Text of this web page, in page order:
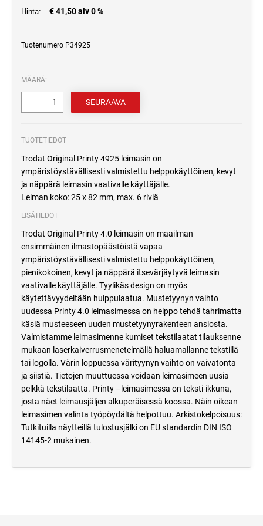
Hinta: € 41,50 alv 0 %
Tuotenumero P34925
MÄÄRÄ:
TUOTETIEDOT
Trodat Original Printy 4925 leimasin on
ympäristöystävällisesti valmistettu helppokäyttöinen, kevyt
ja näppärä leimasin vaativalle käyttäjälle.
Leiman koko: 25 x 82 mm, max. 6 riviä
LISÄTIEDOT
Trodat Original Printy 4.0 leimasin on maailman
ensimmäinen ilmastopäästöistä vapaa
ympäristöystävällisesti valmistettu helppokäyttöinen,
pienikokoinen, kevyt ja näppärä itsevärjäytyvä leimasin
vaativalle käyttäjälle. Tyylikäs design on myös
käytettävyydeltään huippulaatua. Mustetyynyn vaihto
uudessa Printy 4.0 leimasimessa on helppo tehdä tahrimatta
käsiä musteeseen uuden mustetyynyrakenteen ansiosta.
Valmistamme leimasimenne kumiset tekstilaatat tilauksenne
mukaan laserkaiverrusmenetelmällä haluamallanne tekstillä
tai logolla. Värin loppuessa värityynyn vaihto on vaivatonta
ja siistiä. Tietojen muuttuessa voidaan leimasimeen uusia
pelkkä tekstilaatta. Printy –leimasimessa on teksti-ikkuna,
josta näet leimausjäljen alkuperäisessä koossa. Näin oikean
leimasimen valinta työpöydältä helpottuu. Arkistokelpoisuus:
Tutkituilla näytteillä tulostusjälki on EU standardin DIN ISO
14145-2 mukainen.